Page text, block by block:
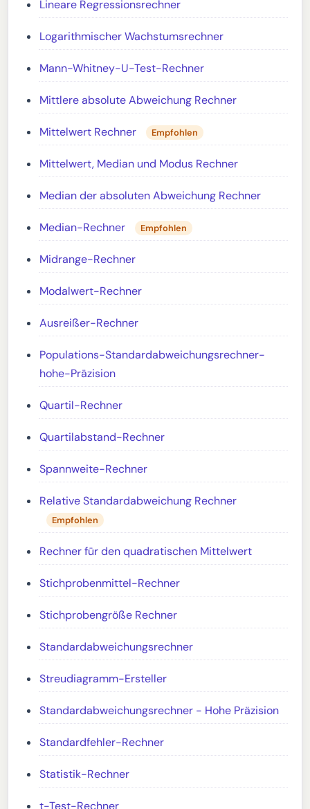
Lineare Regressionsrechner
Logarithmischer Wachstumsrechner
Mann-Whitney-U-Test-Rechner
Mittlere absolute Abweichung Rechner
Mittelwert Rechner Empfohlen
Mittelwert, Median und Modus Rechner
Median der absoluten Abweichung Rechner
Median-Rechner Empfohlen
Midrange-Rechner
Modalwert-Rechner
Ausreißer-Rechner
Populations-Standardabweichungsrechner-
hohe-Präzision
Quartil-Rechner
Quartilabstand-Rechner
Spannweite-Rechner
Relative Standardabweichung Rechner
Empfohlen
Rechner für den quadratischen Mittelwert
Stichprobenmittel-Rechner
Stichprobengröße Rechner
Standardabweichungsrechner
Streudiagramm-Ersteller
Standardabweichungsrechner - Hohe Präzision
Standardfehler-Rechner
Statistik-Rechner
t-Test-Rechner